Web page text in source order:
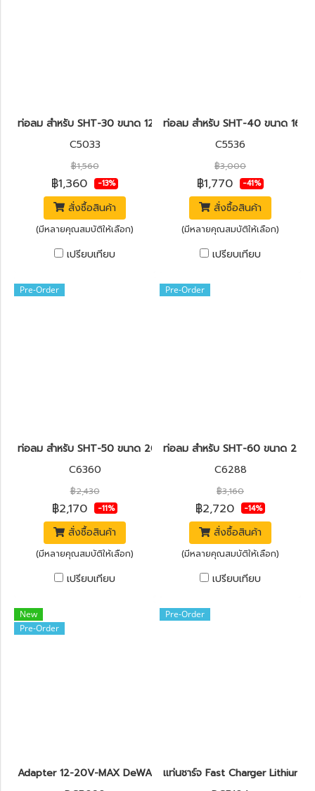
ท่อลม สำหรับ SHT-30 ขนาด 12" POLO
C5033
฿1,560
฿1,360 -13%
สั่งซื้อสินค้า
(มีหลายคุณสมบัติให้เลือก)
เปรียบเทียบ
ท่อลม สำหรับ SHT-40 ขนาด 16"
C5536
฿3,000
฿1,770 -41%
สั่งซื้อสินค้า
(มีหลายคุณสมบัติให้เลือก)
เปรียบเทียบ
Pre-Order
ท่อลม สำหรับ SHT-50 ขนาด 20" POLO
C6360
฿2,430
฿2,170 -11%
สั่งซื้อสินค้า
(มีหลายคุณสมบัติให้เลือก)
เปรียบเทียบ
Pre-Order
ท่อลม สำหรับ SHT-60 ขนาด 24"
C6288
฿3,160
฿2,720 -14%
สั่งซื้อสินค้า
(มีหลายคุณสมบัติให้เลือก)
เปรียบเทียบ
New
Pre-Order
Adapter 12-20V-MAX DeWALT DCB090
Pre-Order
เเท่นชาร์จ Fast Charger